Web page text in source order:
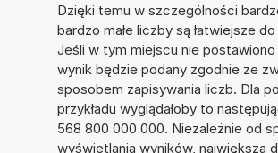
Dzięki temu w szczególności
bardzo małe liczby są łatwiejsze
Jeśli w tym miejscu nie postawiono
wynik będzie podany zgodnie ze
sposobem zapisywania liczb. Dla
przykładu wyglądałoby to
568 800 000 000. Niezależnie od
wyświetlania wyników, największa